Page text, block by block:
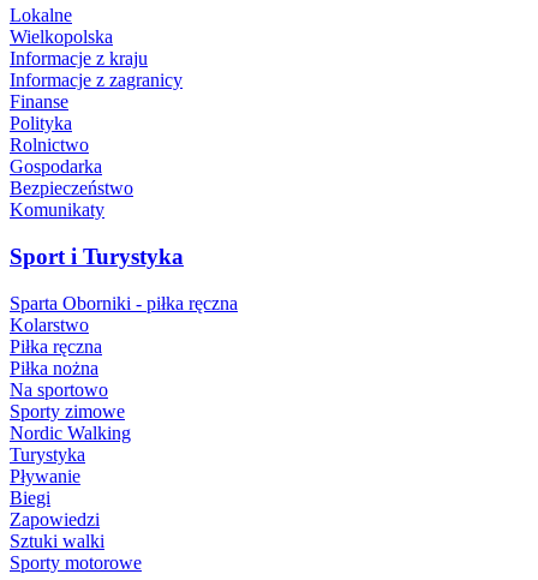
Lokalne
Wielkopolska
Informacje z kraju
Informacje z zagranicy
Finanse
Polityka
Rolnictwo
Gospodarka
Bezpieczeństwo
Komunikaty
Sport i Turystyka
Sparta Oborniki - piłka ręczna
Kolarstwo
Piłka ręczna
Piłka nożna
Na sportowo
Sporty zimowe
Nordic Walking
Turystyka
Pływanie
Biegi
Zapowiedzi
Sztuki walki
Sporty motorowe